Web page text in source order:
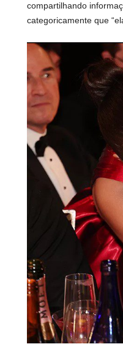
compartilhando
categoricamente que